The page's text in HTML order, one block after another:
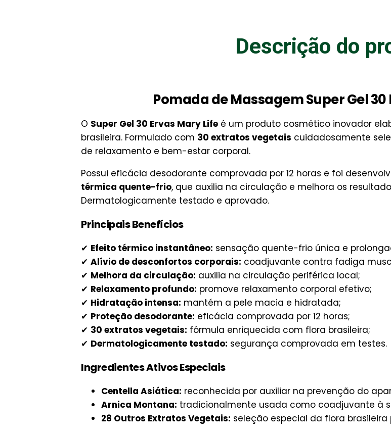
Descrição do
Pomada de Massagem Super Gel 30
O Super Gel 30 Ervas Mary Life é um produto cosmético inovador
brasileira. Formulado com 30 extratos vegetais cuidadosamente
de relaxamento e bem-estar corporal.
Possui eficácia desodorante comprovada por 12 horas e foi
térmica quente-frio, que auxilia na circulação e melhora os
Dermatologicamente testado e aprovado.
Principais Benefícios
✔ Efeito térmico instantâneo: sensação quente-frio única e
✔ Alívio de desconfortos corporais: coadjuvante contra fadiga
✔ Melhora da circulação: auxilia na circulação periférica local;
✔ Relaxamento profundo: promove relaxamento corporal efetivo;
✔ Hidratação intensa: mantém a pele macia e hidratada;
✔ Proteção desodorante: eficácia comprovada por 12 horas;
✔ 30 extratos vegetais: fórmula enriquecida com flora brasileira;
✔ Dermatologicamente testado: segurança comprovada em testes.
Ingredientes Ativos Especiais
Centella Asiática: reconhecida por auxiliar na prevenção do
Arnica Montana: tradicionalmente usada como coadjuvante à
28 Outros Extratos Vegetais: seleção especial da flora